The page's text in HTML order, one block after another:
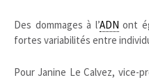
Des dommages à l’ADN ont
fortes variabilités entre
Pour Janine Le Calvez, vice-